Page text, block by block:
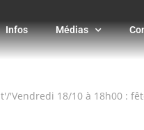
Infos Médias
Vendredi 18/10 à 18h00 :